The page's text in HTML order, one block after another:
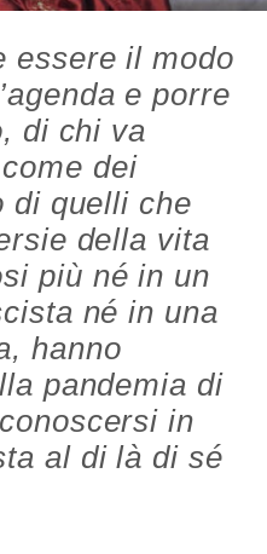
essere il modo
e porre
di chi va
dei
di quelli che
della vita
più né in un
né in una
hanno
pandemia di
in
al di là di sé